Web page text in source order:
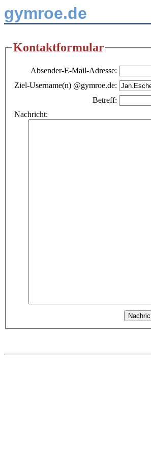
gymroe.de
Kontaktformular
Absender-E-Mail-Adresse:
Ziel-Username(n) @gymroe.de:
Betreff:
Nachricht: